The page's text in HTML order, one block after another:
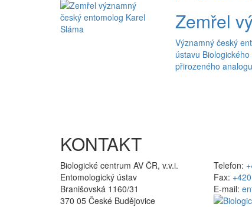
Zemřel
Významný český
ústavu
přirozeného
KONTAKT
Biologické centrum AV ČR, v.v.i.
Entomologický ústav
Branišovská 1160/31
370 05 České Budějovice
Telefon:
Fax:
E-mail: